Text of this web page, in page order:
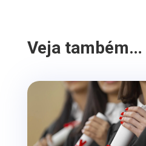
Veja também…